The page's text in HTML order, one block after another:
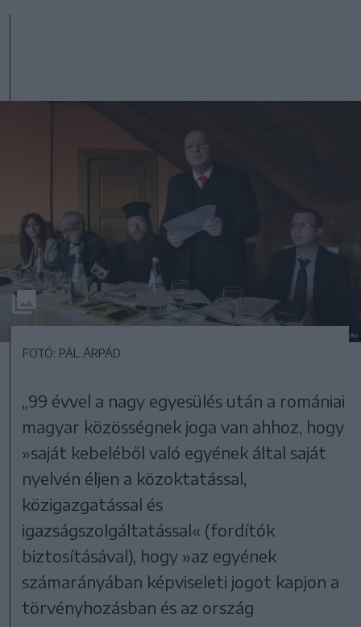
FOTÓ: PÁL ÁRPÁD
„99 évvel a nagy egyesülés után a romániai
magyar közösségnek joga van ahhoz, hogy
»saját kebeléből való egyének által saját
nyelvén éljen a közoktatással,
közigazgatással és
igazságszolgáltatással« (fordítók
biztosításával), hogy »az egyének
számarányában képviseleti jogot kapjon a
törvényhozásban és az ország